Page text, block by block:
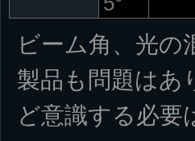
ビーム角、光の
製品も問題はあ
ど意識する必要